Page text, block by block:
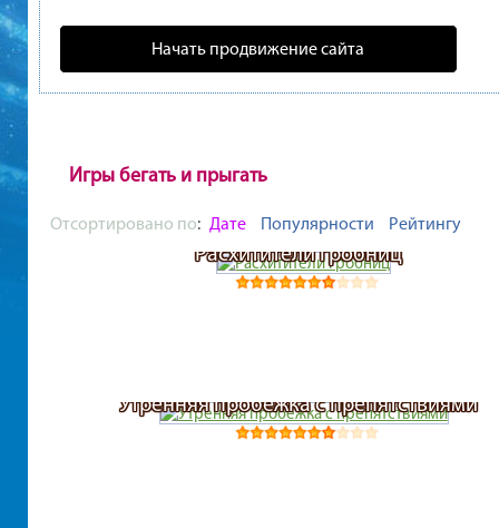
Начать продвижение сайта
Игры бегать и прыгать
Отсортировано по: Дате Популярности Рейтингу
Расхитители гробниц
Утренняя пробежка с препятствиями